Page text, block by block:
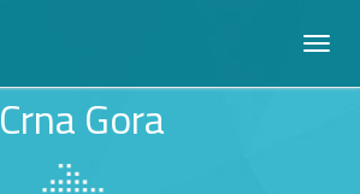
Crna Gora